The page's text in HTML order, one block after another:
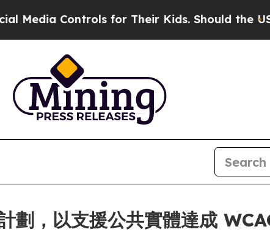
Controls for Their Kids. Should the US?The
，以支援公共實體達成